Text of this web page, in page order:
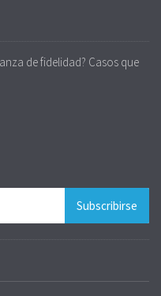
de fidelidad? Casos que